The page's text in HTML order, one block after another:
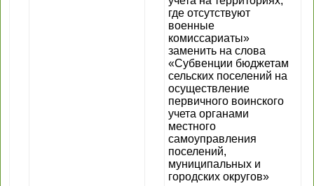
где отсутствуют
военные
комиссариаты»
заменить на слова
«Субвенции бюджетам
сельских поселений на
осуществление
первичного воинского
учета органами
местного
самоуправления
поселений,
муниципальных и
городских округов»